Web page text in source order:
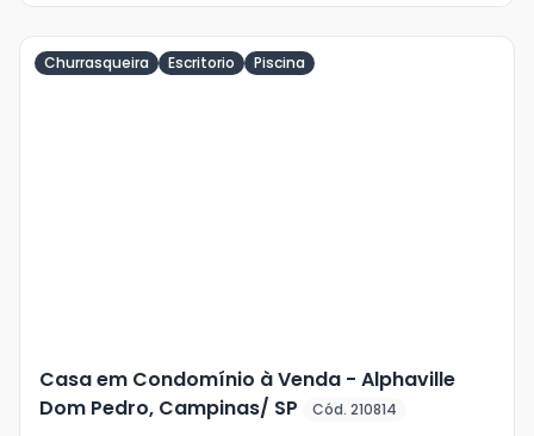
Churrasqueira Escritorio Piscina
Casa em Condomínio à Venda - Alphaville
Dom Pedro, Campinas/ SP
Cód. 210814